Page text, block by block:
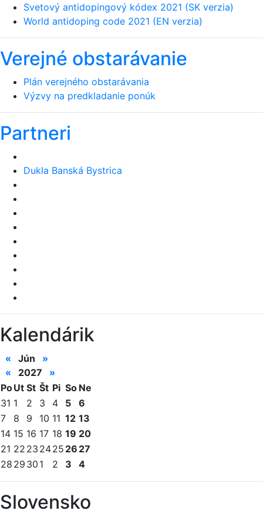
Svetový antidopingový kódex 2021 (SK verzia)
World antidoping code 2021 (EN verzia)
Verejné obstarávanie
Plán verejného obstarávania
Výzvy na predkladanie ponúk
Partneri
Dukla Banská Bystrica
Kalendárik
« Jún
»
«
2027
»
PoUt St Št Pi So Ne
31 1 2 3 4 5
6
7
8 9 10 11 12 13
14 15 16 17 18 19 20
21 22 23 2425 26 27
28 29 30 1 2 3 4
Slovensko